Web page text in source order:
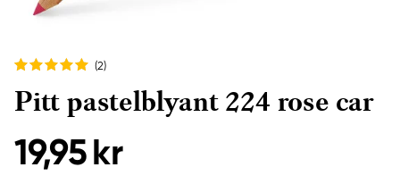
(2)
Pitt pastelblyant 224 rose car
19,95 kr